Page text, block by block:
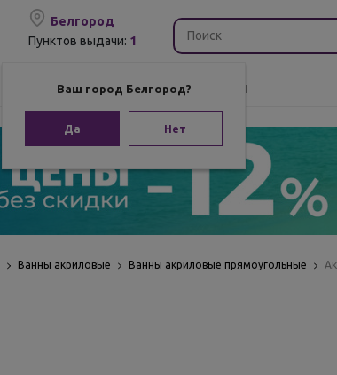
Белгород
Пунктов выдачи: 1
Ваш город Белгород?
Да Нет
Бренды
Ванны акриловые Ванны акриловые прямоугольные